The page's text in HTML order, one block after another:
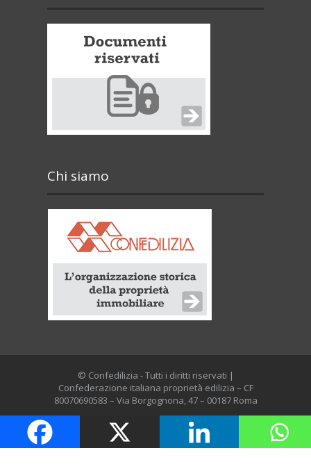
Chi siamo
© Confedilizia - Tutti i diritti riservati |
Confederazione italiana proprietà edilizia – CF
80070690583 – Via Borgognona, 47 – 00187 Roma
Contatti e RPD
Disclaimer
Privacy policy